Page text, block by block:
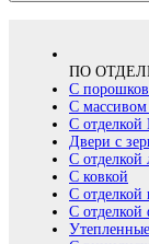
ПО
С
С массивом
С
Двери с
С отделкой
С ковкой
С отделкой
С отделкой
Утепленные